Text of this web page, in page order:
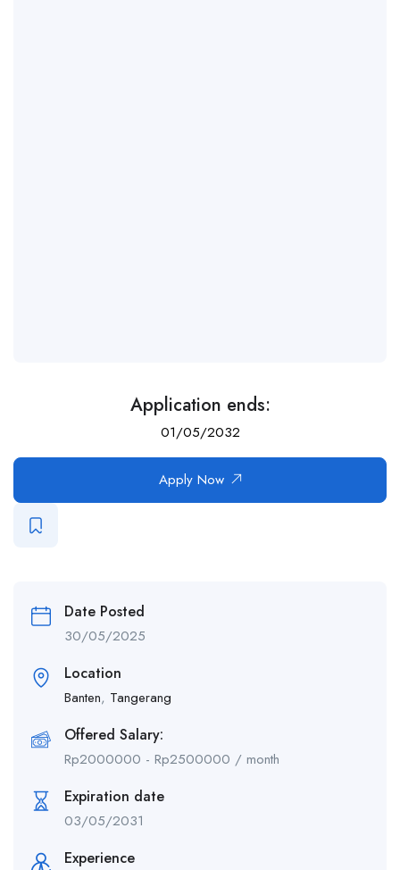
Application ends:
01/05/2032
Apply Now
Date Posted
30/05/2025
Location
Banten, Tangerang
Offered Salary:
Rp2000000 - Rp2500000 / month
Expiration date
03/05/2031
Experience